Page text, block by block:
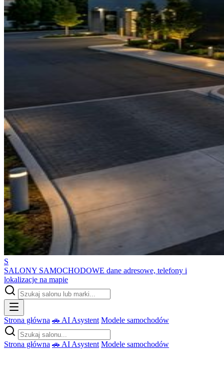
S
SALONY SAMOCHODOWE dane adresowe, telefony i
lokalizacje na mapie
Strona główna 🚗 AI Asystent Modele samochodów
Strona główna 🚗 AI Asystent Modele samochodów